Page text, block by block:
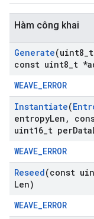
Hàm công khai
Generate(uint8
const uint8 t
WEAVE_ERROR
Instantiate(
entropyLen ,
uint16 t perData
WEAVE_ERROR
Reseed(const
Len)
WEAVE_ERROR